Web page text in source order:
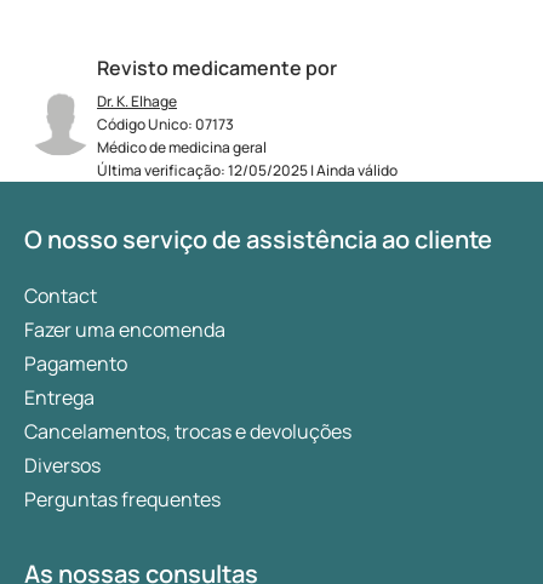
Revisto medicamente por
Dr. K. Elhage
Código Unico: 07173
Médico de medicina geral
Última verificação: 12/05/2025 | Ainda válido
O nosso serviço de assistência ao cliente
Contact
Fazer uma encomenda
Pagamento
Entrega
Cancelamentos, trocas e devoluções
Diversos
Perguntas frequentes
As nossas consultas